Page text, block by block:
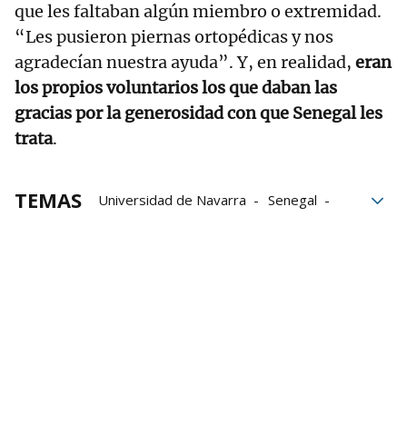
que les faltaban algún miembro o extremidad.
“Les pusieron piernas ortopédicas y nos
agradecían nuestra ayuda”. Y, en realidad, eran
los propios voluntarios los que daban las
gracias por la generosidad con que Senegal les
trata.
TEMAS Universidad de Navarra
Senegal